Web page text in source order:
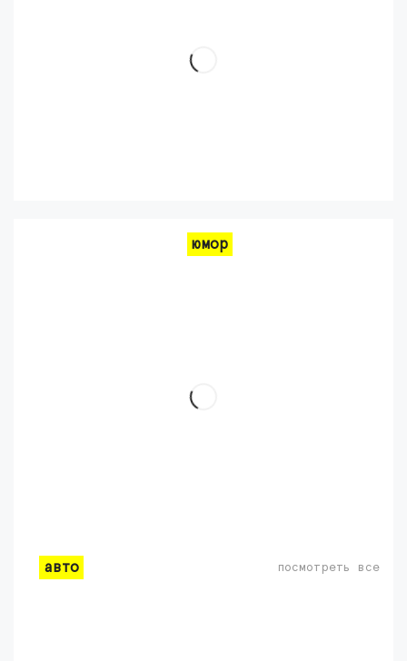
юмор
авто посмотреть все